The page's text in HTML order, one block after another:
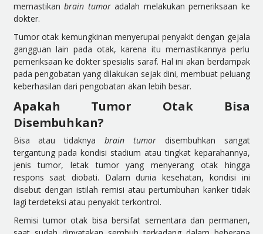
memastikan brain tumor adalah melakukan pemeriksaan ke
dokter.
Tumor otak kemungkinan menyerupai penyakit dengan gejala
gangguan lain pada otak, karena itu memastikannya perlu
pemeriksaan ke dokter spesialis saraf. Hal ini akan berdampak
pada pengobatan yang dilakukan sejak dini, membuat peluang
keberhasilan dari pengobatan akan lebih besar.
Apakah Tumor Otak Bisa
Disembuhkan?
Bisa atau tidaknya brain tumordisembuhkan sangat
tergantung pada kondisi stadium atau tingkat keparahannya,
jenis tumor, letak tumor yang menyerang otak hingga
respons saat diobati. Dalam dunia kesehatan, kondisi ini
disebut dengan istilah remisi atau pertumbuhan kanker tidak
lagi terdeteksi atau penyakit terkontrol.
Remisi tumor otak bisa bersifat sementara dan permanen,